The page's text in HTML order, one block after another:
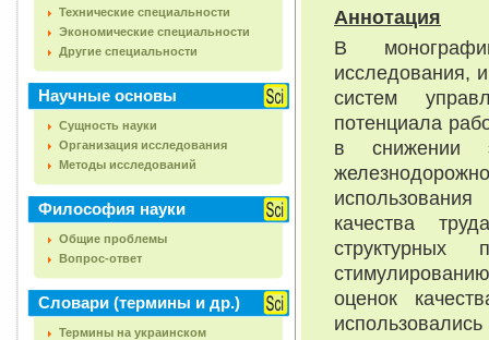
Технические специальности
Экономические специальности
Другие специальности
Научные основы
Сущность науки
Организация исследования
Методы исследований
Философия науки
Общие проблемы
Вопрос-ответ
Словари (термины и др.)
Термины на украинском
Аннотация
В
исследования,
систем
потенциала
в снижении
качества
структурных
оценок